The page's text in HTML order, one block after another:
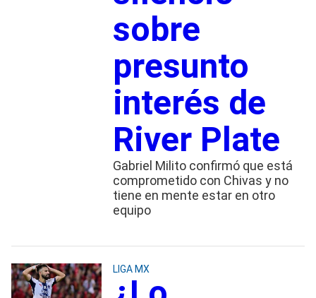
sobre
presunto
interés de
River Plate
Gabriel Milito confirmó que está
comprometido con Chivas y no
tiene en mente estar en otro
equipo
LIGA MX